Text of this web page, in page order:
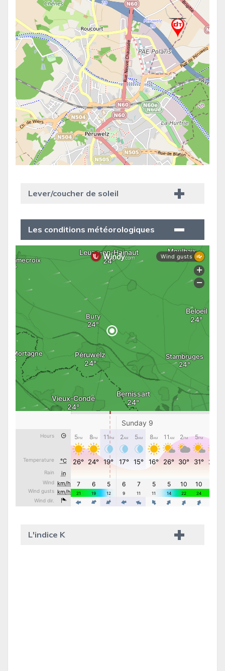
Lever/coucher de soleil
Les conditions météorologiques
L'indice K